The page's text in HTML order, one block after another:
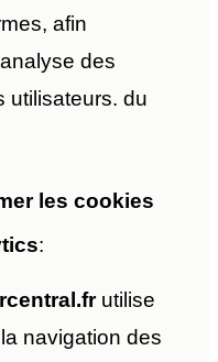
afin
des
utilisateurs. du
les cookies
:
utilise
navigation des